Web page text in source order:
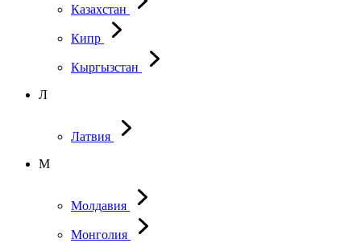
Казахстан
Кипр
Кыргызстан
Л
Латвия
М
Молдавия
Монголия